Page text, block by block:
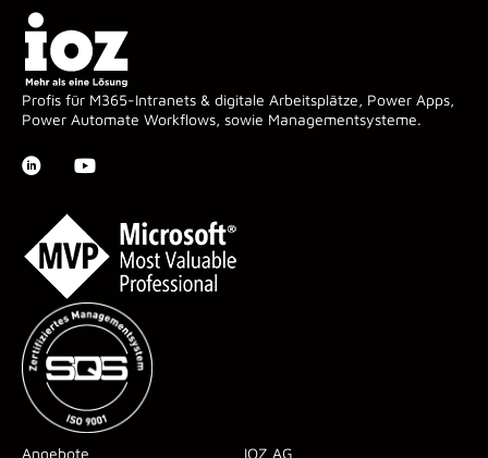
Profis für M365-Intranets & digitale Arbeitsplätze, Power Apps,
Power Automate Workflows, sowie Managementsysteme.
Angebote IOZ AG